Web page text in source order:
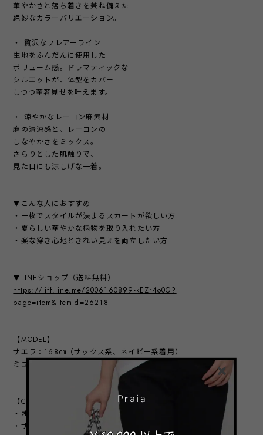
華やかさと落ち着きを兼ね備えた
絶妙なカラーバリエーション。
・ 贅沢なフレアーライン
生地をふんだんに使用した
ボリューム感。ドラマティックな
シルエットが、体型をカバー
しつつ華奢見せを叶えます。
・ 涼やかなレーヨン麻素材
麻の清涼感と、レーヨンの
しなやかさをミックス。
さらりとした肌触りで、
見た目にも涼しげな一着。
▼こんな人におすすめ
・一枚でスタイルが決まるスカートが欲しい方
・夏らしい華やかな柄物を取り入れたい方
・楽な穿き心地ときれい見えを両立したい方
▼LINEショップ（送料無料）
https://liff.line.me/2006160899-kEZr4o0G?
page=item&itemId=26218
【MODEL】
サエラ：168㎝（サックス系、ネイビー系着用）
ミユ：160㎝（オフ系着用）
【COLOR VARIATION】
・オフ系
・サックス系